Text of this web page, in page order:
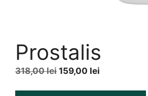
Prostalis
318,00lei Prețul
159,00 lei